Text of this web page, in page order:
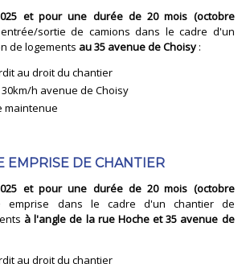
et pour une durée de 20 mois (octobre
sortie de camions dans le cadre d'un
de logements au 35 avenue de Choisy :
au droit du chantier
h avenue de Choisy
maintenue
EMPRISE DE CHANTIER
et pour une durée de 20 mois (octobre
emprise dans le cadre d'un chantier de
à l'angle de la rue Hoche et 35 avenue de
au droit du chantier